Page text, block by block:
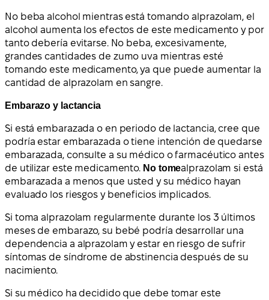
No beba alcohol mientras está tomando alprazolam, el
alcohol aumenta los efectos de este medicamento y por
tanto debería evitarse. No beba, excesivamente,
grandes cantidades de zumo uva mientras esté
tomando este medicamento, ya que puede aumentar la
cantidad de alprazolam en sangre.
Embarazo y lactancia
Si está embarazada o en periodo de lactancia, cree que
podría estar embarazada o tiene intención de quedarse
embarazada, consulte a su médico o farmacéutico antes
de utilizar este medicamento. No tomealprazolam si está
embarazada a menos que usted y su médico hayan
evaluado los riesgos y beneficios implicados.
Si toma alprazolam regularmente durante los 3 últimos
meses de embarazo, su bebé podría desarrollar una
dependencia a alprazolam y estar en riesgo de sufrir
síntomas de síndrome de abstinencia después de su
nacimiento.
Si su médico ha decidido que debe tomar este